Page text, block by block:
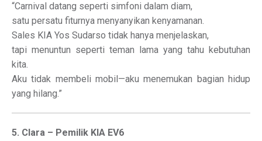
“Carnival datang seperti simfoni dalam diam,
satu persatu fiturnya menyanyikan kenyamanan.
Sales KIA Yos Sudarso tidak hanya menjelaskan,
tapi menuntun seperti teman lama yang tahu kebutuhan
kita.
Aku tidak membeli mobil—aku menemukan bagian hidup
yang hilang.”
5. Clara – Pemilik KIA EV6